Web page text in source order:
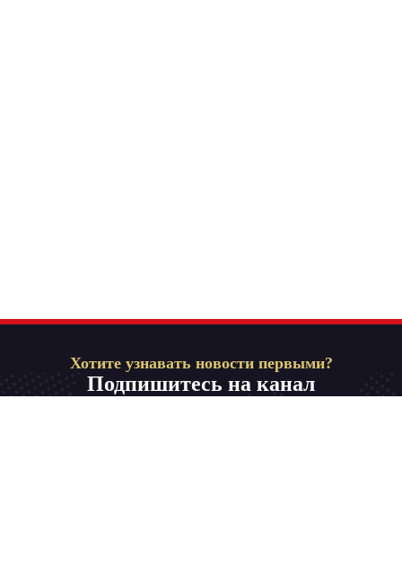
Хотите узнавать новости первыми?
Подпишитесь на канал